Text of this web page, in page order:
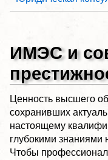
ИМЭС и
Ценность высшего
сохранивших
настоящему
глубокими знаниями
Чтобы